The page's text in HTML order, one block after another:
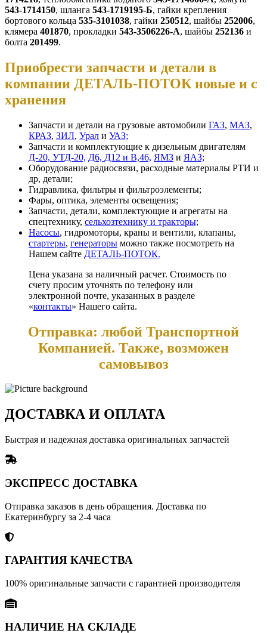
543-1714150, шланга 543-1719195-Б, гайки крепления
бортового кольца 535-3101038, гайки 250512, шайбы 252006,
клямера 401870, прокладки 543-3506226-А, шайбы 252136 и
болта 201499.
Приобрести запчасти и детали в
компании ДЕТАЛЬ-ПОТОК новые и с
хранения
Запчасти и детали на грузовые автомобили ГАЗ, МАЗ,
КРАЗ, ЗИЛ, Урал и УАЗ;
Запчасти и комплектующие к дизельным двигателям
Д-20, УТД-20, Д6, Д12 и В,46, ЯМЗ и ЯАЗ;
Оборудование радиосвязи, расходные материалы РТИ и
др, детали;
Гидравлика, фильтры и фильтроэлементы;
Фары, оптика, элементы освещения;
Запчасти, детали, комплектующие и агрегаты на
спецтехнику, сельхозтехнику и тракторы;
Насосы, гидромоторы, краны и вентили, клапаны,
стартеры, генераторы можно также посмотреть на
Нашем сайте ДЕТАЛЬ-ПОТОК.
Цена указана за наличный расчет. Стоимость по
счету просим уточнять по телефону или
электронной почте, указанных в разделе
«контакты» Нашего сайта.
Отправка: любой Транспортной
Компанией. Также, возможен
самовывоз
ДОСТАВКА И ОПЛАТА
Быстрая и надежная доставка оригинальных запчастей
ЭКСПРЕСС ДОСТАВКА
Отправка заказов в день обращения. Доставка по
Екатеринбургу за 2-4 часа
ГАРАНТИЯ КАЧЕСТВА
100% оригинальные запчасти с гарантией производителя
НАЛИЧИЕ НА СКЛАДЕ